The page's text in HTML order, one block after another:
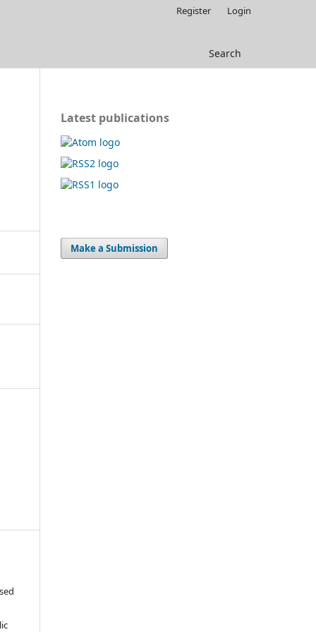
Search
Register Login
Latest publications
Make a Submission